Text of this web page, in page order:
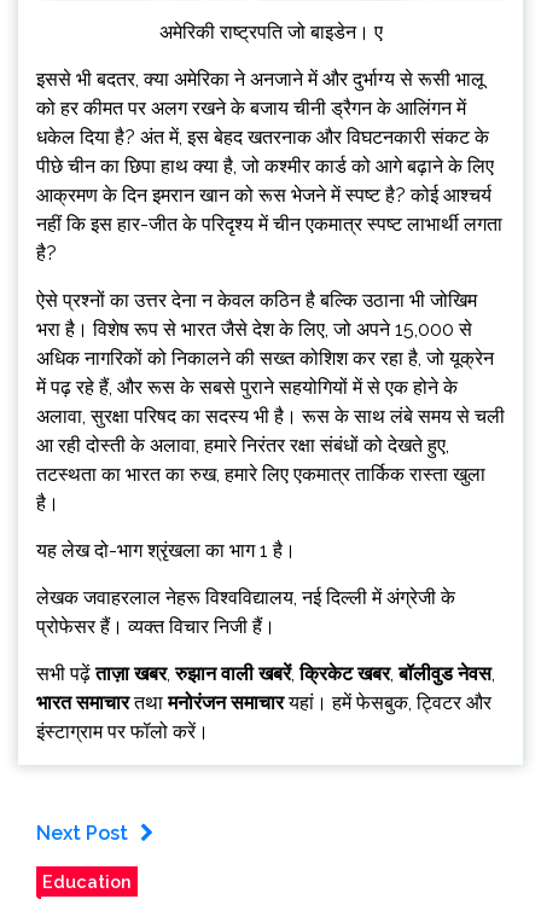
अमेरिकी राष्ट्रपति जो बाइडेन। ए
इससे भी बदतर, क्या अमेरिका ने अनजाने में और दुर्भाग्य से रूसी भालू
को हर कीमत पर अलग रखने के बजाय चीनी ड्रैगन के आलिंगन में
धकेल दिया है? अंत में, इस बेहद खतरनाक और विघटनकारी संकट के
पीछे चीन का छिपा हाथ क्या है, जो कश्मीर कार्ड को आगे बढ़ाने के लिए
आक्रमण के दिन इमरान खान को रूस भेजने में स्पष्ट है? कोई आश्चर्य
नहीं कि इस हार-जीत के परिदृश्य में चीन एकमात्र स्पष्ट लाभार्थी लगता
है?
ऐसे प्रश्नों का उत्तर देना न केवल कठिन है बल्कि उठाना भी जोखिम
भरा है। विशेष रूप से भारत जैसे देश के लिए, जो अपने 15,000 से
अधिक नागरिकों को निकालने की सख्त कोशिश कर रहा है, जो यूक्रेन
में पढ़ रहे हैं, और रूस के सबसे पुराने सहयोगियों में से एक होने के
अलावा, सुरक्षा परिषद का सदस्य भी है। रूस के साथ लंबे समय से चली
आ रही दोस्ती के अलावा, हमारे निरंतर रक्षा संबंधों को देखते हुए,
तटस्थता का भारत का रुख, हमारे लिए एकमात्र तार्किक रास्ता खुला
है।
यह लेख दो-भाग श्रृंखला का भाग 1 है।
लेखक जवाहरलाल नेहरू विश्वविद्यालय, नई दिल्ली में अंग्रेजी के
प्रोफेसर हैं। व्यक्त विचार निजी हैं।
सभी पढ़ेंताज़ा खबर,रुझान वाली खबरें,क्रिकेट खबर,बॉलीवुड नेवस,
भारत समाचारतथामनोरंजन समाचारयहां। हमें फेसबुक, ट्विटर और
इंस्टाग्राम पर फॉलो करें।
Next Post
Education